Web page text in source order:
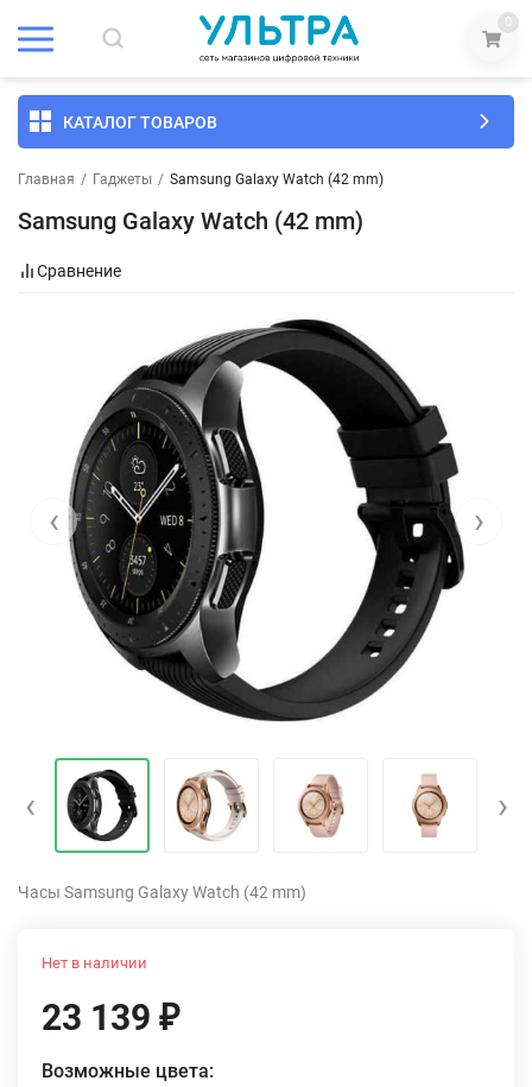
0
КАТАЛОГ ТОВАРОВ
Главная / Гаджеты / Samsung Galaxy Watch (42 mm)
Samsung Galaxy Watch (42 mm)
Сравнение
‹ ›
‹ ›
Часы Samsung Galaxy Watch (42 mm)
Нет в наличии
23 139 ₽
Возможные цвета: